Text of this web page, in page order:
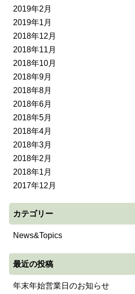
2019年2月
2019年1月
2018年12月
2018年11月
2018年10月
2018年9月
2018年8月
2018年6月
2018年5月
2018年4月
2018年3月
2018年2月
2018年1月
2017年12月
カテゴリー
News&Topics
最近の投稿
年末年始営業日のお知らせ